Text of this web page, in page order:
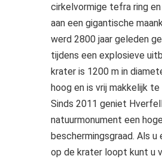
cirkelvormige tefra ring
aan een gigantische
werd 2800 jaar geleden
tijdens een explosieve
krater is 1200 m in
hoog en is vrij makkelijk
Sinds 2011 geniet
natuurmonument een hoge
beschermingsgraad. Als u
op de krater loopt kunt u